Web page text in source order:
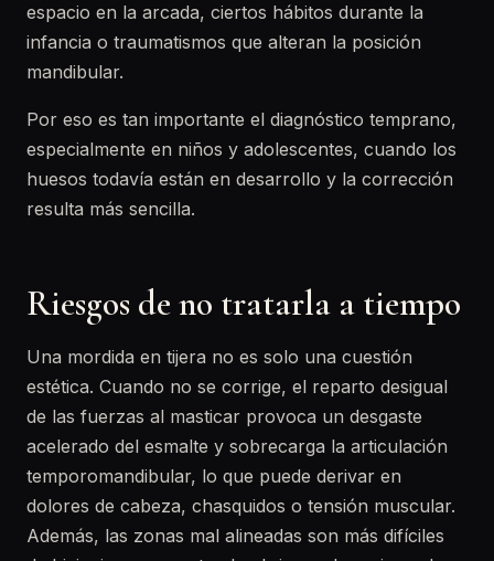
espacio en la arcada, ciertos hábitos durante la
infancia o traumatismos que alteran la posición
mandibular.
Por eso es tan importante el diagnóstico temprano,
especialmente en niños y adolescentes, cuando los
huesos todavía están en desarrollo y la corrección
resulta más sencilla.
Riesgos de no tratarla a tiempo
Una mordida en tijera no es solo una cuestión
estética. Cuando no se corrige, el reparto desigual
de las fuerzas al masticar provoca un desgaste
acelerado del esmalte y sobrecarga la articulación
temporomandibular, lo que puede derivar en
dolores de cabeza, chasquidos o tensión muscular.
Además, las zonas mal alineadas son más difíciles